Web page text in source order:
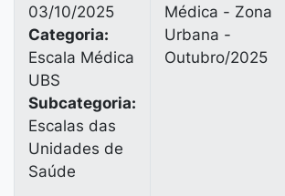
03/10/2025
Categoria:
Escala Médica
UBS
Subcategoria:
Escalas das
Unidades de
Saúde
Médica - Zona
Urbana -
Outubro/2025